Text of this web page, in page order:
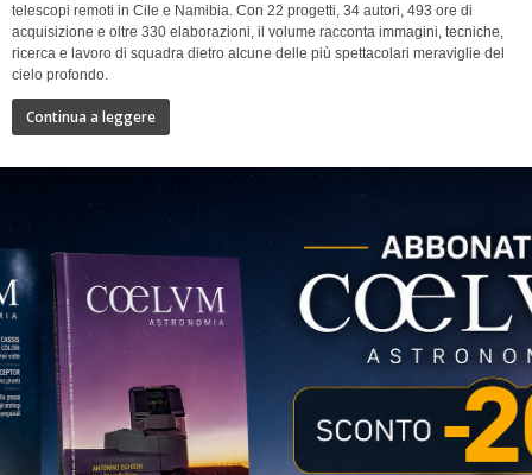
telescopi remoti in Cile e Namibia. Con 22 progetti, 34 autori, 493 ore di
acquisizione e oltre 330 elaborazioni, il volume racconta immagini, tecniche,
ricerca e lavoro di squadra dietro alcune delle più spettacolari meraviglie del
cielo profondo.
Continua a leggere